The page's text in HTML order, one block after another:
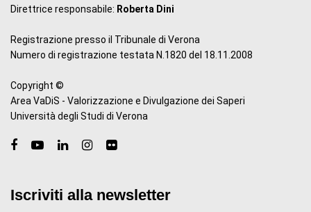
Direttrice responsabile: Roberta Dini
Registrazione presso il Tribunale di Verona
Numero di registrazione testata N.1820 del 18.11.2008
Copyright ©
Area VaDiS - Valorizzazione e Divulgazione dei Saperi
Università degli Studi di Verona
Iscriviti alla newsletter